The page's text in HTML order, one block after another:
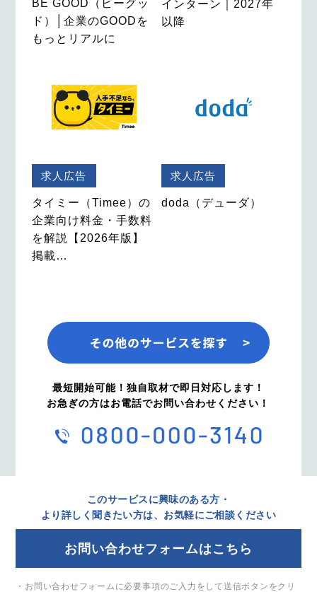
ド）│企業のGOODを
もっとリアルに
インターン｜2027年
以降
求人広告
タイミー（Timee）の
企業向け料金・手数料
を解説【2026年版】
掲載…
求人広告
doda（デューダ）
最短開始可能！独自取材で即日対応します！
お急ぎの方はお電話でお問い合わせください！
このサービスに興味のある方・
より詳しく聞きたい方は、お気軽にご相談ください
お問い合わせフォームはこちら
・お問い合わせフォームに必要事項のご入力をして送信ボタンをクリ